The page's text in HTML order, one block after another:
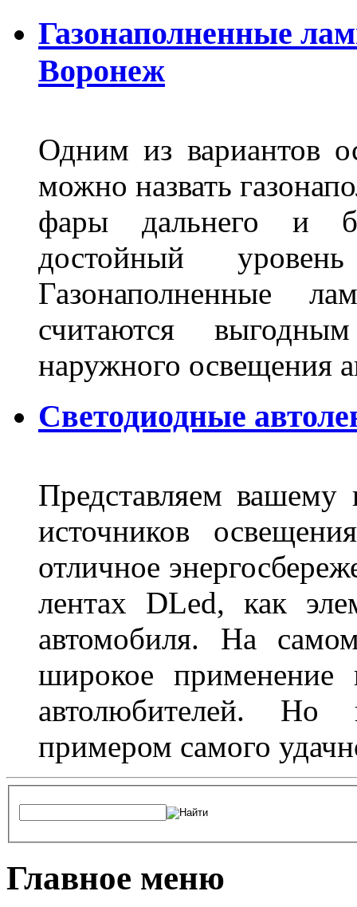
Газонаполненные
Воронеж
Одним из вариантов
можно назвать
фары дальнего и
достойный
Газонаполненные
считаются
наружного освещения
Светодиодные
Представляем
источников
отличное
лентах DLed, как
автомобиля. На
широкое
автолюбителей. Но
примером самого
Главное меню